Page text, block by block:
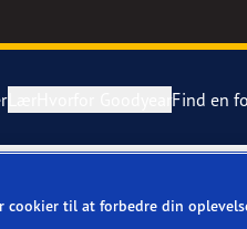
Lær Hvorfor GoodyearFind en
cookier til at forbedre din